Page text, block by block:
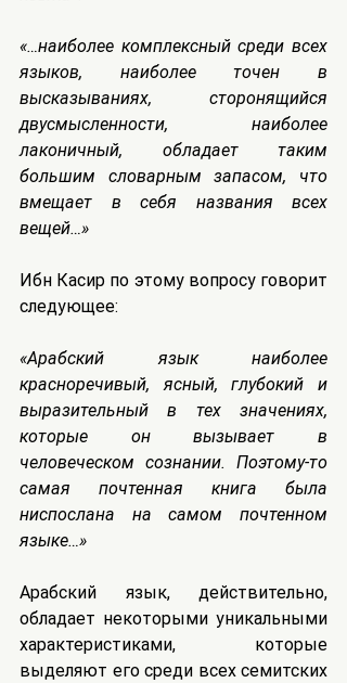
«…наиболее комплексный среди всех
языков, наиболее точен в
высказываниях, сторонящийся
двусмысленности, наиболее
лаконичный, обладает таким
большим словарным запасом, что
вмещает в себя названия всех
вещей…»
Ибн Касир по этому вопросу говорит
следующее:
«Арабский язык наиболее
красноречивый, ясный, глубокий и
выразительный в тех значениях,
которые он вызывает в
человеческом сознании. Поэтому-то
самая почтенная книга была
ниспослана на самом почтенном
языке…»
Арабский язык, действительно,
обладает некоторыми уникальными
характеристиками, которые
выделяют его среди всех семитских